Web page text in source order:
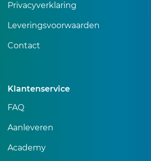
Privacyverklaring
Leveringsvoorwaarden
Contact
Klantenservice
FAQ
Aanleveren
Academy